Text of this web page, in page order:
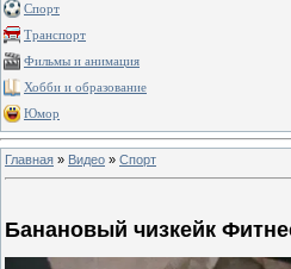
Спорт
Транспорт
Фильмы и анимация
Хобби и образование
Юмор
Главная » Видео » Спорт
Банановый чизкейк